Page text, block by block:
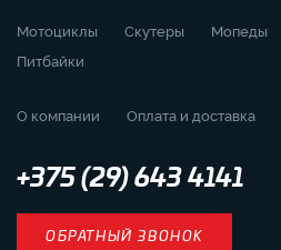
Мотоциклы Скутеры Мопеды
Питбайки
О компании Оплата и доставка
+375 (29) 643 4141
ОБРАТНЫЙ ЗВОНОК